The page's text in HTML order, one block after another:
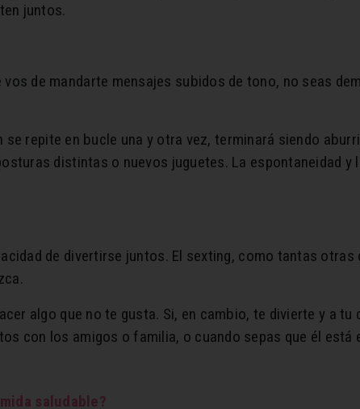
juntos.
de mandarte mensajes subidos de tono, no seas
repite en bucle una y otra vez, terminará siendo
distintas o nuevos juguetes. La espontaneidad y
de divertirse juntos. El sexting, como tantas
algo que no te gusta. Si, en cambio, te divierte y a tu
con los amigos o familia, o cuando sepas que él está
saludable?